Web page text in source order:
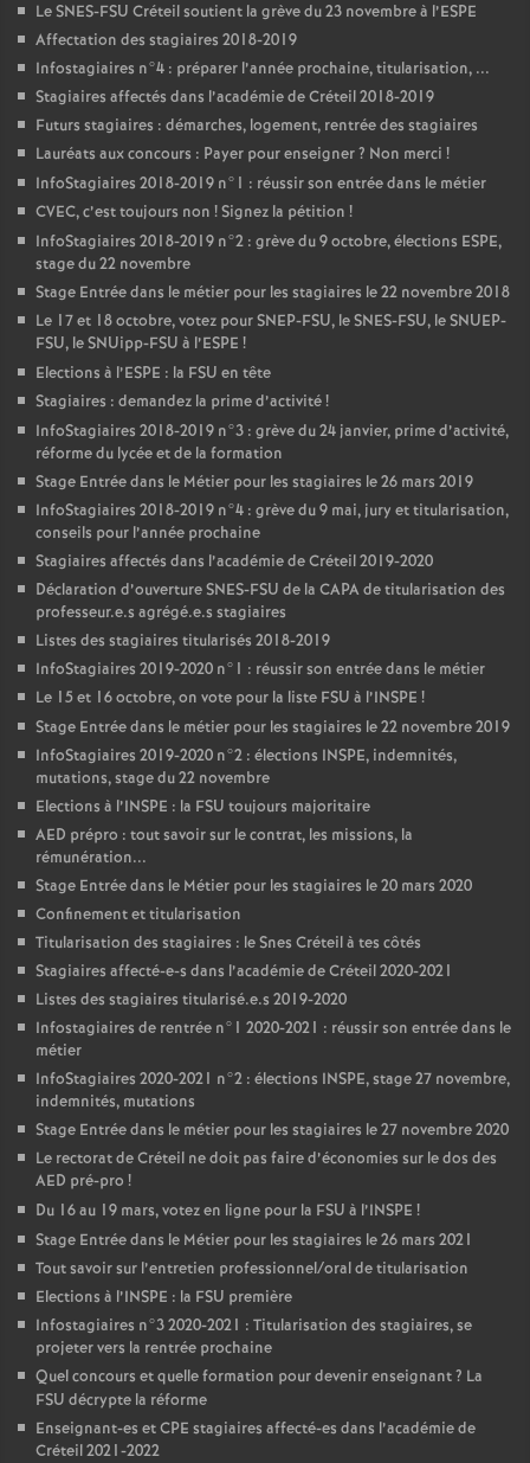
LeSNES-FSU Créteil soutient la grève du 23 novembre à l’ESPE
Affectation des stagiaires 2018-2019
Infostagiaires n°4 : préparer l’année prochaine, titularisation, ...
Stagiaires affectés dans l’académie de Créteil 2018-2019
Futurs stagiaires : démarches, logement, rentrée des stagiaires
Lauréats aux concours : Payer pour enseigner? Non merci !
InfoStagiaires 2018-2019 n°1 : réussir son entrée dans le métier
CVEC, c’est toujours non ! Signez la pétition !
InfoStagiaires 2018-2019 n°2 : grève du 9 octobre, élections ESPE,
stage du 22 novembre
Stage Entrée dans le métier pour les stagiaires le 22 novembre 2018
Le 17 et 18 octobre, votez pourSNEP-FSU, leSNES-FSU, leSNUEP-
FSU, le SNUipp-FSU à l’ESPE !
Elections à l’ESPE : la FSU en tête
Stagiaires : demandez la prime d’activité!
InfoStagiaires 2018-2019 n°3 : grève du 24 janvier, prime d’activité,
réforme du lycée et de la formation
Stage Entrée dans le Métier pour les stagiaires le 26 mars 2019
InfoStagiaires 2018-2019 n°4 : grève du 9 mai, jury et titularisation,
conseils pour l’année prochaine
Stagiaires affectés dans l’académie de Créteil 2019-2020
Déclaration d’ouvertureSNES-FSU de la CAPAde titularisation des
professeur.e.s agrégé.e.s stagiaires
Listes des stagiaires titularisés 2018-2019
InfoStagiaires 2019-2020 n°1 : réussir son entrée dans le métier
Le 15 et 16 octobre, on vote pour la liste FSU à l’INSPE !
Stage Entrée dans le métier pour les stagiaires le 22 novembre 2019
InfoStagiaires 2019-2020 n°2 : élections INSPE, indemnités,
mutations, stage du 22 novembre
Elections à l’INSPE : la FSU toujours majoritaire
AED prépro : tout savoir sur le contrat, les missions, la
rémunération...
Stage Entrée dans le Métier pour les stagiaires le 20 mars 2020
Confinement et titularisation
Titularisation des stagiaires : le Snes Créteil à tes côtés
Stagiaires affecté-e-s dans l’académie de Créteil 2020-2021
Listes des stagiaires titularisé.e.s 2019-2020
Infostagiaires de rentrée n°1 2020-2021 : réussir son entrée dans le
métier
InfoStagiaires 2020-2021 n°2 : élections INSPE, stage 27 novembre,
indemnités, mutations
Stage Entrée dans le métier pour les stagiaires le 27 novembre 2020
Le rectorat de Créteil ne doit pas faire d’économies sur le dos des
AED pré-pro !
Du 16 au 19 mars, votez en ligne pour la FSU à l’INSPE !
Stage Entrée dans le Métier pour les stagiaires le 26 mars 2021
Tout savoir sur l’entretien professionnel/oral de titularisation
Elections à l’INSPE : la FSU première
Infostagiaires n°3 2020-2021 : Titularisation des stagiaires, se
projeter vers la rentrée prochaine
Quel concours et quelle formation pour devenir enseignant? La
FSU décrypte la réforme
Enseignant-es etCPE stagiaires affecté-es dans l’académie de
Créteil 2021-2022